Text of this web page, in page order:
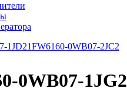
1JD21FW6160-0WB07-2JC2
0WB07-1JG2